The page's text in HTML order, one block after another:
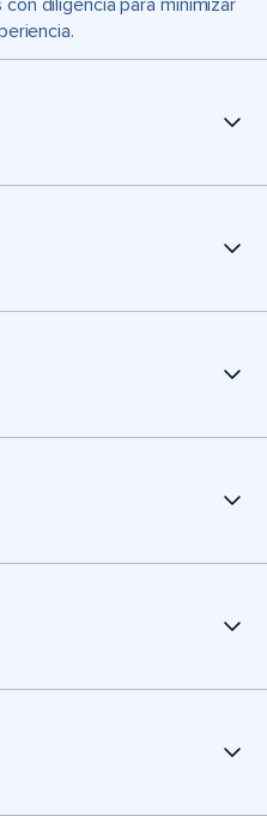
diligencia para minimizar